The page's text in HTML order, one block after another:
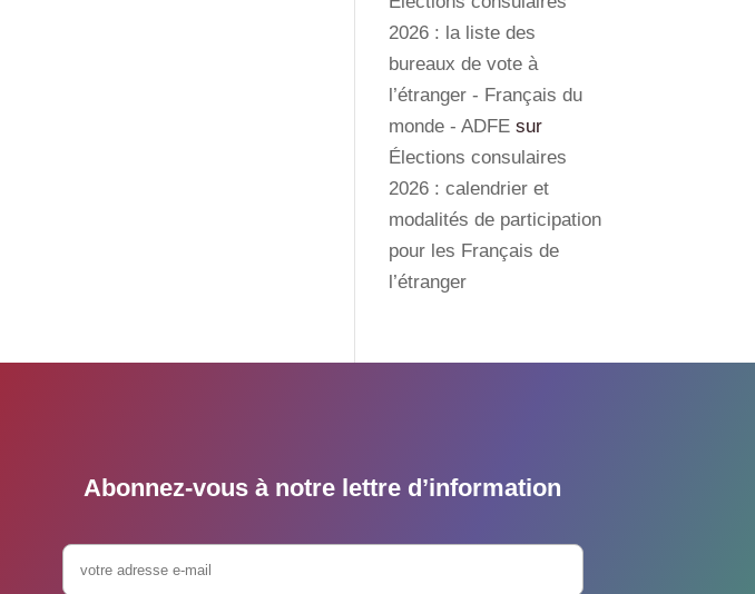
2026 : la liste des
bureaux de vote à
l’étranger - Français du
monde - ADFE sur
Élections consulaires
2026 : calendrier et
modalités de participation
pour les Français de
l’étranger
Abonnez-vous à notre lettre d’information